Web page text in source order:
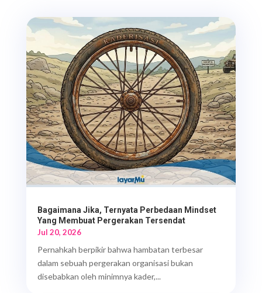
Bagaimana Jika, Ternyata Perbedaan Mindset
Yang Membuat Pergerakan Tersendat
Jul 20, 2026
Pernahkah berpikir bahwa hambatan terbesar
dalam sebuah pergerakan organisasi bukan
disebabkan oleh minimnya kader,...